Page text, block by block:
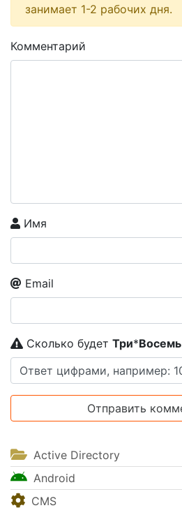
занимает 1-2 рабочих дня.
Комментарий
Имя
Email
Сколько будет Tpи*Boceмь
Active Directory
Android
CMS